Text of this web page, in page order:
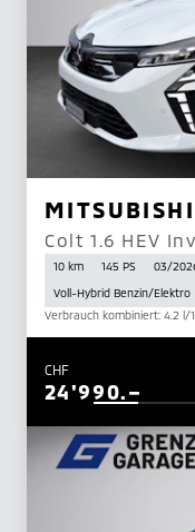
Colt 1.6 HEV
10 km 145 PS 03/
Voll-Hybrid Benzin/Elektro
Verbrauch kombiniert: 4.2 l/
CHF
24'990.–